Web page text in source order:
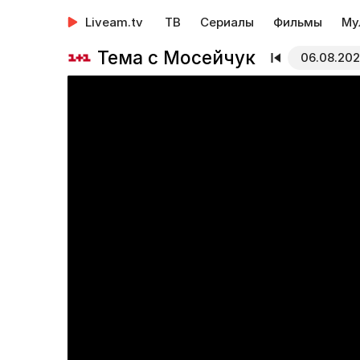
Liveam.tv ТВ Сериалы Фильмы
Тема с Мосейчук